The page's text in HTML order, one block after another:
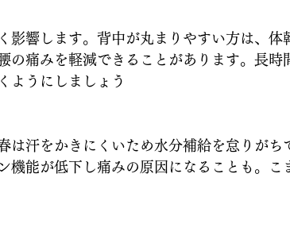
影響します。背中が丸まりやすい方は、体
の痛みを軽減できることがあります。長時
ようにしましょう
は汗をかきにくいため水分補給を怠りがち
機能が低下し痛みの原因になることも。こ